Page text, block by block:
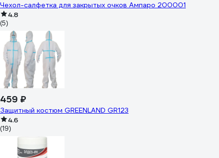
Чехол-салфетка для закрытых очков Ампаро 200001
4.8
(5)
459 ₽
Защитный костюм GREENLAND GR123
4.6
(19)